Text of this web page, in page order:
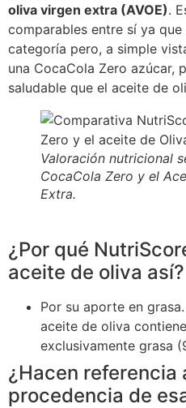
oliva virgen extra (AVOE).
comparables entre sí ya
categoría pero, a simple
una CocaCola Zero azúcar,
saludable que el aceite de
Valoración nutricional
CocaCola Zero y el
Extra.
¿Por qué
aceite de oliva así?
Por su aporte en
aceite de oliva
exclusivamente grasa
¿Hacen referencia
procedencia de